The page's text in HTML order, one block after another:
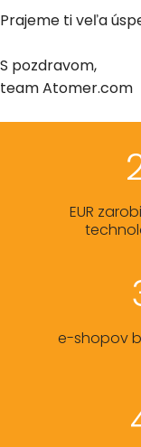
Prajeme ti veľa
S pozdravom,
team Atomer.com
EUR
e-shopov